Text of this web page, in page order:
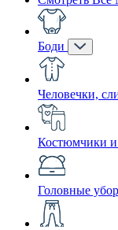
Боди
Человечки,
Костюмчики
Головные